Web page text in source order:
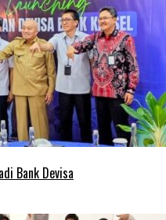
Bank Devisa